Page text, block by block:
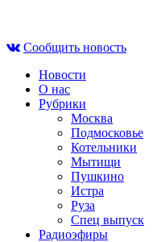
contentСообщить новость
Новости
О нас
Рубрики
Москва
Подмосковье
Котельники
Мытищи
Пушкино
Истра
Руза
Спец выпуск
Радиоэфиры